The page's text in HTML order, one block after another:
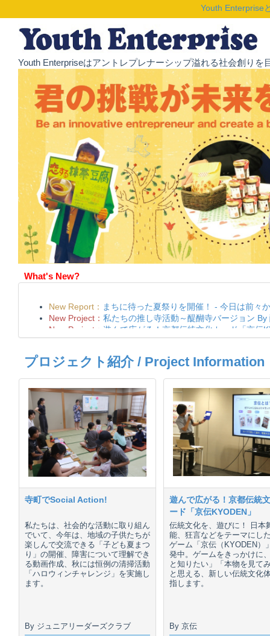
Youth Enterprise
Youth Enterpriseはアントレプレナーシップ溢れる社会創り
What's New?
プロジェクト紹介 / Project Information
寺町でSocial Action!
私たちは、社会的な活動に取り組ん
でいて、今年は、地域の子供たちが
楽しんで交流できる「子ども夏まつ
り」の開催、障害について理解でき
る動画作成、秋には恒例の清掃活動
「ハロウィンチャレンジ」を実施し
ます。
By ジュニアリーダーズクラブ
遊んで広がる！京都伝統
ード「京伝KYODEN」
伝統文化を、遊びに！ 日本
能、狂言などをテーマにし
ゲーム「京伝（KYODEN）
発中。ゲームをきっかけに
と知りたい」「本物を見て
と思える、新しい伝統文化
指します。
By 京伝